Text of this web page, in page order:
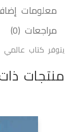
معلومات
مراجعات (0)
يتوفر كتاب عالمي
منتجات